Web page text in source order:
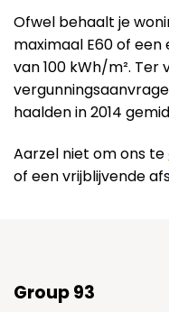
Ofwel behaalt je
maximaal E60 of
van 100 kWh/m². Ter
haalden in 2014
Aarzel niet om ons te
of een vrijblijvende
Group 93